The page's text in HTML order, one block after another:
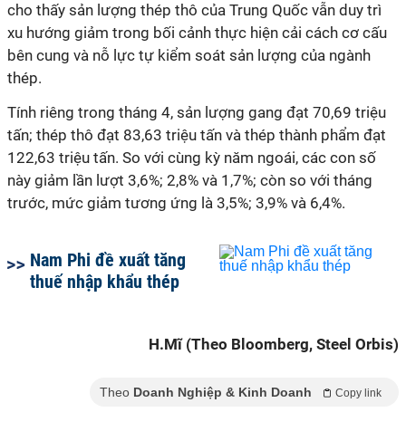
cho thấy sản lượng thép thô của Trung Quốc vẫn duy trì
xu hướng giảm trong bối cảnh thực hiện cải cách cơ cấu
bên cung và nỗ lực tự kiểm soát sản lượng của ngành
thép.
Tính riêng trong tháng 4, sản lượng gang đạt 70,69 triệu
tấn; thép thô đạt 83,63 triệu tấn và thép thành phẩm đạt
122,63 triệu tấn. So với cùng kỳ năm ngoái, các con số
này giảm lần lượt 3,6%; 2,8% và 1,7%; còn so với tháng
trước, mức giảm tương ứng là 3,5%; 3,9% và 6,4%.
Nam Phi đề xuất tăng
thuế nhập khẩu thép
H.Mĩ (Theo Bloomberg, Steel Orbis)
Theo Doanh Nghiệp & Kinh Doanh Copy link